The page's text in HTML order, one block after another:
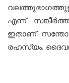
എന്ന്
ഇതാണ്
രഹസ്യം.